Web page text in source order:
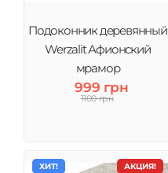
Подоконник деревянный
Werzalit Афионский
мрамор
999 грн
1100 грн
АКЦИЯ!
ХИТ!